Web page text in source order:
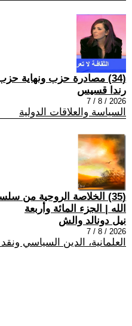
(34) مصادرة حزب ونهاية حزب: تركيا في نهاية حقبة
رندا قسيس
2026 / 8 / 7
السياسة والعلاقات الدولية
(35) الخلاصة الروحية من
الله | الجزء المائة وأربعة
نيل دونالد والش
2026 / 8 / 7
العلمانية، الدين السياسي